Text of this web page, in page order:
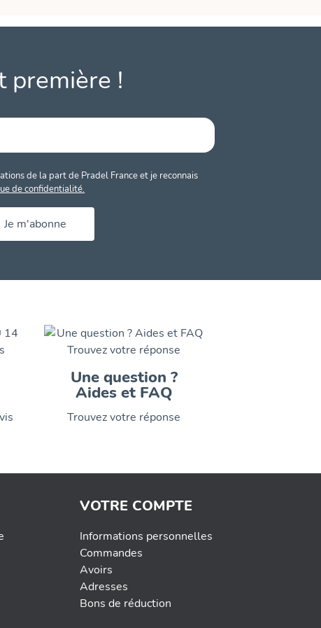
première !
de la part de Pradel France et je reconnais
de confidentialité.
Je m'abonne
Une question ?
Aides et FAQ
Trouvez votre réponse
VOTRE COMPTE
Informations personnelles
Commandes
Avoirs
Adresses
Bons de réduction